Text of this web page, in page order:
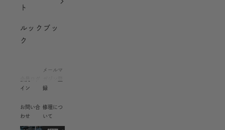
ト
ルックブッ
ク
イン
メールマ
録
お問い合
わせ
修理につ
いて